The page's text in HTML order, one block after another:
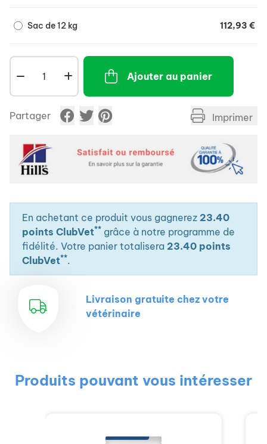
Sac de 12 kg 112,93 €
Ajouter au panier
Partager Imprimer
En achetant ce produit vous gagnerez 23.40
points ClubVet** grâce à notre programme de
fidélité. Votre panier totalisera 23.40 points
ClubVet**.
Livraison gratuite chez votre
vétérinaire
Produits pouvant vous intéresser